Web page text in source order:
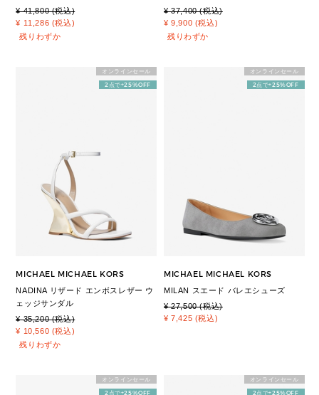
¥ 41,800 (税込)
¥ 11,286 (税込)
残りわずか
¥ 37,400 (税込)
¥ 9,900 (税込)
残りわずか
オンラインセール
2点で+25%OFF
MICHAEL MICHAEL KORS
NADINA リザード エンボスレザー ウ
ェッジサンダル
¥ 35,200 (税込)
¥ 10,560 (税込)
残りわずか
オンラインセール
2点で+25%OFF
MICHAEL MICHAEL KORS
MILAN スエード バレエシューズ
¥ 27,500 (税込)
¥ 7,425 (税込)
オンラインセール
2点で+25%OFF
オンラインセール
2点で+25%OFF